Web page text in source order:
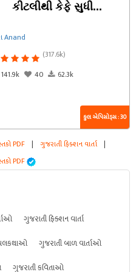
કીટલીથી કેફે સુધી...
Anand
(317.6k)
141.9k
40 62.3k
કુલ એપિસોડ્સ : 30
PDF | ગુજરાતી ફિક્શન વાર્તા |
PDF
ગુજરાતી ફિક્શન વાર્તા
ગુજરાતી બાળ વાર્તાઓ
ગુજરાતી કવિતાઓ